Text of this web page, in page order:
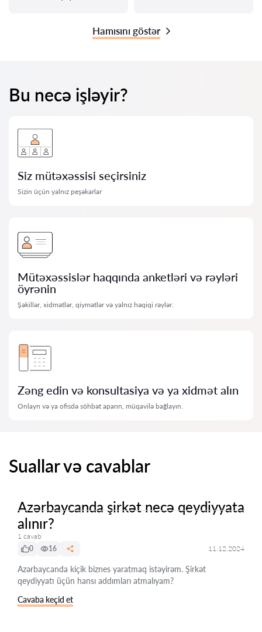
Hamısını göstər
Bu necə işləyir?
Siz mütəxəssisi seçirsiniz
Sizin üçün yalnız peşəkarlar
Mütəxəssislər haqqında anketləri və rəyləri
öyrənin
Şəkillər, xidmətlər, qiymətlər və yalnız həqiqi rəylər.
Zəng edin və konsultasiya və ya xidmət alın
Onlayn və ya ofisdə söhbət aparın, müqavilə bağlayın.
Suallar və cavablar
Azərbaycanda şirkət necə qeydiyyata
alınır?
1 cavab
0
16 11.12.2024
Azərbaycanda kiçik biznes yaratmaq istəyirəm. Şirkət
qeydiyyatı üçün hansı addımları atmalıyam?
Cavaba keçid et